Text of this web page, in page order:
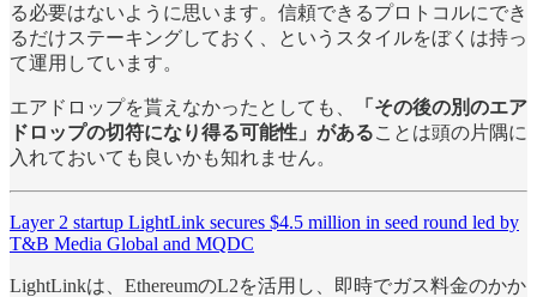
る必要はないように思います。信頼できるプロトコルにでき
るだけステーキングしておく、というスタイルをぼくは持っ
て運用しています。
エアドロップを貰えなかったとしても、
「その後の別のエア
ドロップの切符になり得る可能性」があることは頭の片隅に
入れておいても良いかも知れません。
Layer 2 startup LightLink secures $4.5 million in seed round led by
T&B Media Global and MQDC
LightLinkは、EthereumのL2を活用し、即時でガス料金のかか